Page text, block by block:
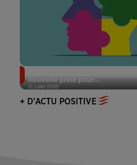
31 juillet 2026
nouvelle piste pour...
+ D'ACTU POSITIVE